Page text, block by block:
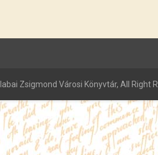
Zsigmond Városi Könyvtár, All Right